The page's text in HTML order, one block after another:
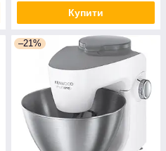
Купити
–21%